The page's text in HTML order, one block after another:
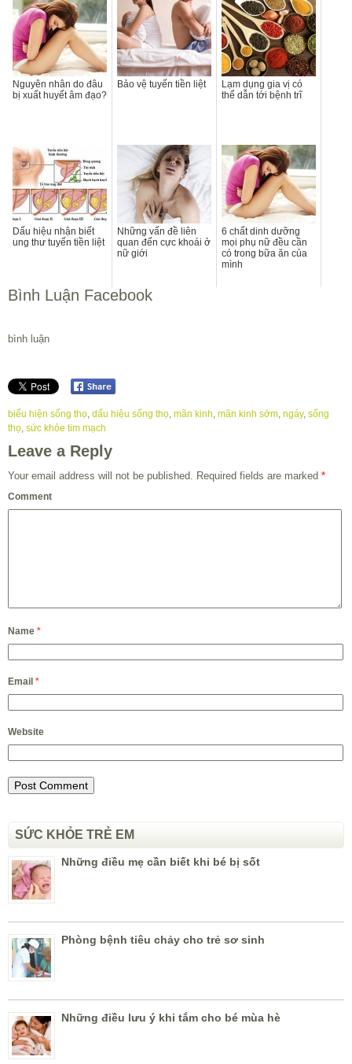
Nguyên nhân do đâu
bị xuất huyết âm đạo?
Bảo vệ tuyến tiền liệt
Lạm dụng gia vị có
thể dẫn tới bệnh trĩ
Dấu hiệu nhận biết
ung thư tuyến tiền liệt
Những vấn đề liên
quan đến cực khoái ở
nữ giới
6 chất dinh dưỡng
mọi phụ nữ đều cần
có trong bữa ăn của
mình
Bình Luận Facebook
bình luận
biểu hiện sống thọ dấu hiệu sống thọ mãn kinh mãn kinh sớm ngáy, sống
thọ sức khỏe tim mạch
Leave a Reply
Your email address will not be published. Required fields are marked *
Comment
Name *
Email *
Website
SỨC KHỎE TRẺ EM
Những điều mẹ cần biết khi bé bị sốt
Phòng bệnh tiêu chảy cho trẻ sơ sinh
Những điều lưu ý khi tắm cho bé mùa hè